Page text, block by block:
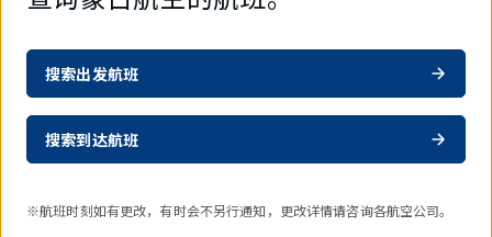
搜索出发航班
搜索到达航班
※航班时刻如有更改，有时会不另行通知，更改详情请咨询各航空公司。